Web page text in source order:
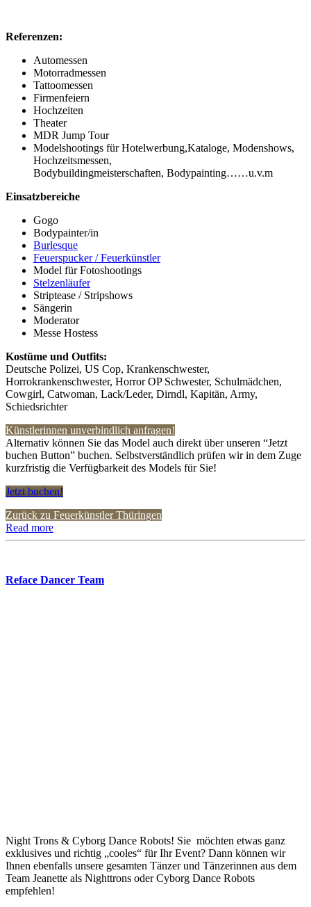
Referenzen:
Automessen
Motorradmessen
Tattoomessen
Firmenfeiern
Hochzeiten
Theater
MDR Jump Tour
Modelshootings für Hotelwerbung,Kataloge, Modenshows,
Hochzeitsmessen,
Bodybuildingmeisterschaften, Bodypainting……u.v.m
Einsatzbereiche
Gogo
Bodypainter/in
Burlesque
Feuerspucker / Feuerkünstler
Model für Fotoshootings
Stelzenläufer
Striptease / Stripshows
Sängerin
Moderator
Messe Hostess
Kostüme und Outfits:
Deutsche Polizei, US Cop, Krankenschwester,
Horrokrankenschwester, Horror OP Schwester, Schulmädchen,
Cowgirl, Catwoman, Lack/Leder, Dirndl, Kapitän, Army,
Schiedsrichter
Künstlerinnen unverbindlich anfragen!
Alternativ können Sie das Model auch direkt über unseren “Jetzt
buchen Button” buchen. Selbstverständlich prüfen wir in dem Zuge
kurzfristig die Verfügbarkeit des Models für Sie!
Jetzt buchen!
Zurück zu Feuerkünstler Thüringen
Read more
Reface Dancer Team
Night Trons & Cyborg Dance Robots! Sie möchten etwas ganz
exklusives und richtig „cooles“ für Ihr Event? Dann können wir
Ihnen ebenfalls unsere gesamten Tänzer und Tänzerinnen aus dem
Team Jeanette als Nighttrons oder Cyborg Dance Robots
empfehlen!